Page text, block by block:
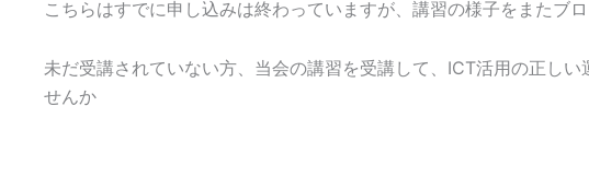
こちらはすでに申し込みは終わっていますが、講習の様子をまたブ
未だ受講されていない方、当会の講習を受講して、ICT活用の正し
せんか